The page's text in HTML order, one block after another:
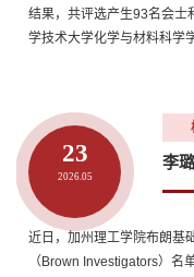
结果，共评选产生93名会士
学技术大学化学与材料科学
导师，洁净能源国家实验室
曾任中国科...
23
2026.05
李
近日，加州理工学院布朗基
（Brown Investigators）名